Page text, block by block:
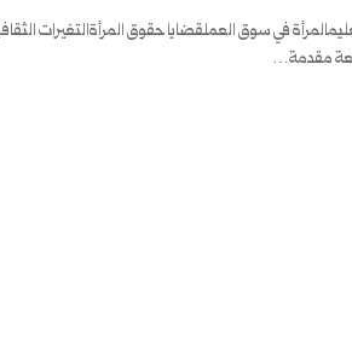
في سوق العملقضايا حقوق المرأةالتغيرات
مقدمة…